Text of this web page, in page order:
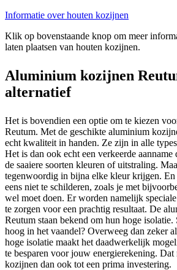
Informatie over houten kozijnen
Klik op bovenstaande knop om meer
laten plaatsen van houten kozijnen.
Aluminium kozijnen
alternatief
Het is bovendien een optie om te kiezen
Reutum. Met de geschikte aluminium
echt kwaliteit in handen. Ze zijn in alle
Het is dan ook echt een verkeerde aanname
de saaiere soorten kleuren of uitstraling.
tegenwoordig in bijna elke kleur krijgen.
eens niet te schilderen, zoals je met
wel moet doen. Er worden namelijk
te zorgen voor een prachtig resultaat. De
Reutum staan bekend om hun hoge isolatie.
hoog in het vaandel? Overweeg dan zeker
hoge isolatie maakt het daadwerkelijk
te besparen voor jouw energierekening.
kozijnen dan ook tot een prima investering.